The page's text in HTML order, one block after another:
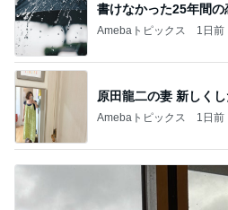
書けなかった25年間の
Amebaトピックス 1日前
原田龍二の妻 新しく
Amebaトピックス 1日前